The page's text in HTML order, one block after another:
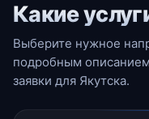
Какие
Выберите нужное
подробным
заявки для Якутска.